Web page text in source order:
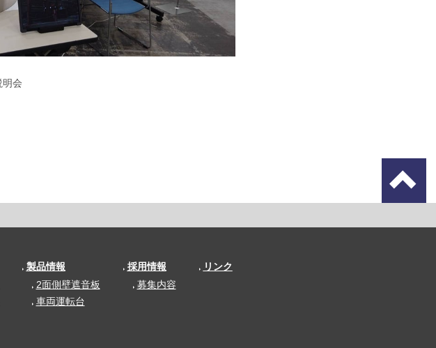
製品情報
2面側壁遮音板
車両運転台
採用情報
募集内容
リンク